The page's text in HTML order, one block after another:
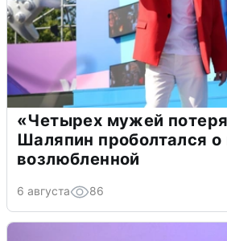
«Четырех мужей
Шаляпин проболтался о
возлюбленной
6 августа 86